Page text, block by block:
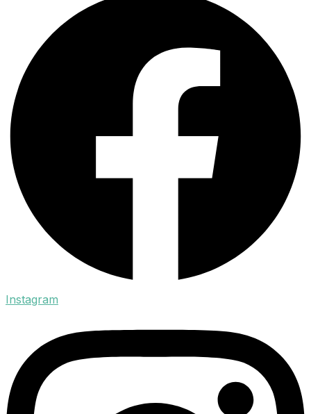
Instagram